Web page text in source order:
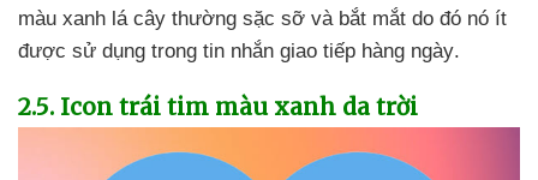
màu xanh lá cây thường sặc sỡ và bắt mắt do đó nó ít
được sử dụng trong tin nhắn giao tiếp hàng ngày.
2.5. Icon trái tim màu xanh da trời